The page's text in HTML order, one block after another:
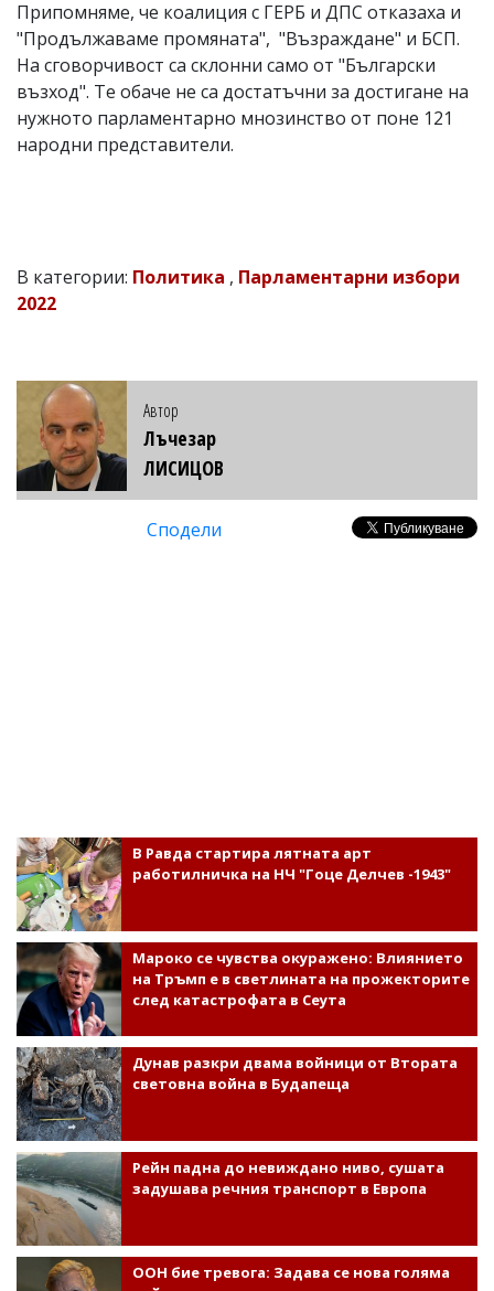
Припомняме, че коалиция с ГЕРБ и ДПС отказаха и
"Продължаваме промяната", "Възраждане" и БСП.
На сговорчивост са склонни само от "Български
възход". Те обаче не са достатъчни за достигане на
нужното парламентарно мнозинство от поне 121
народни представители.
В категории: Политика , Парламентарни избори
2022
Автор
Лъчезар
ЛИСИЦОВ
Сподели
В Равда стартира лятната арт
работилничка на НЧ "Гоце Делчев -1943"
Мароко се чувства окуражено: Влиянието
на Тръмп е в светлината на прожекторите
след катастрофата в Сеута
Дунав разкри двама войници от Втората
световна война в Будапеща
Рейн падна до невиждано ниво, сушата
задушава речния транспорт в Европа
ООН бие тревога: Задава се нова голяма